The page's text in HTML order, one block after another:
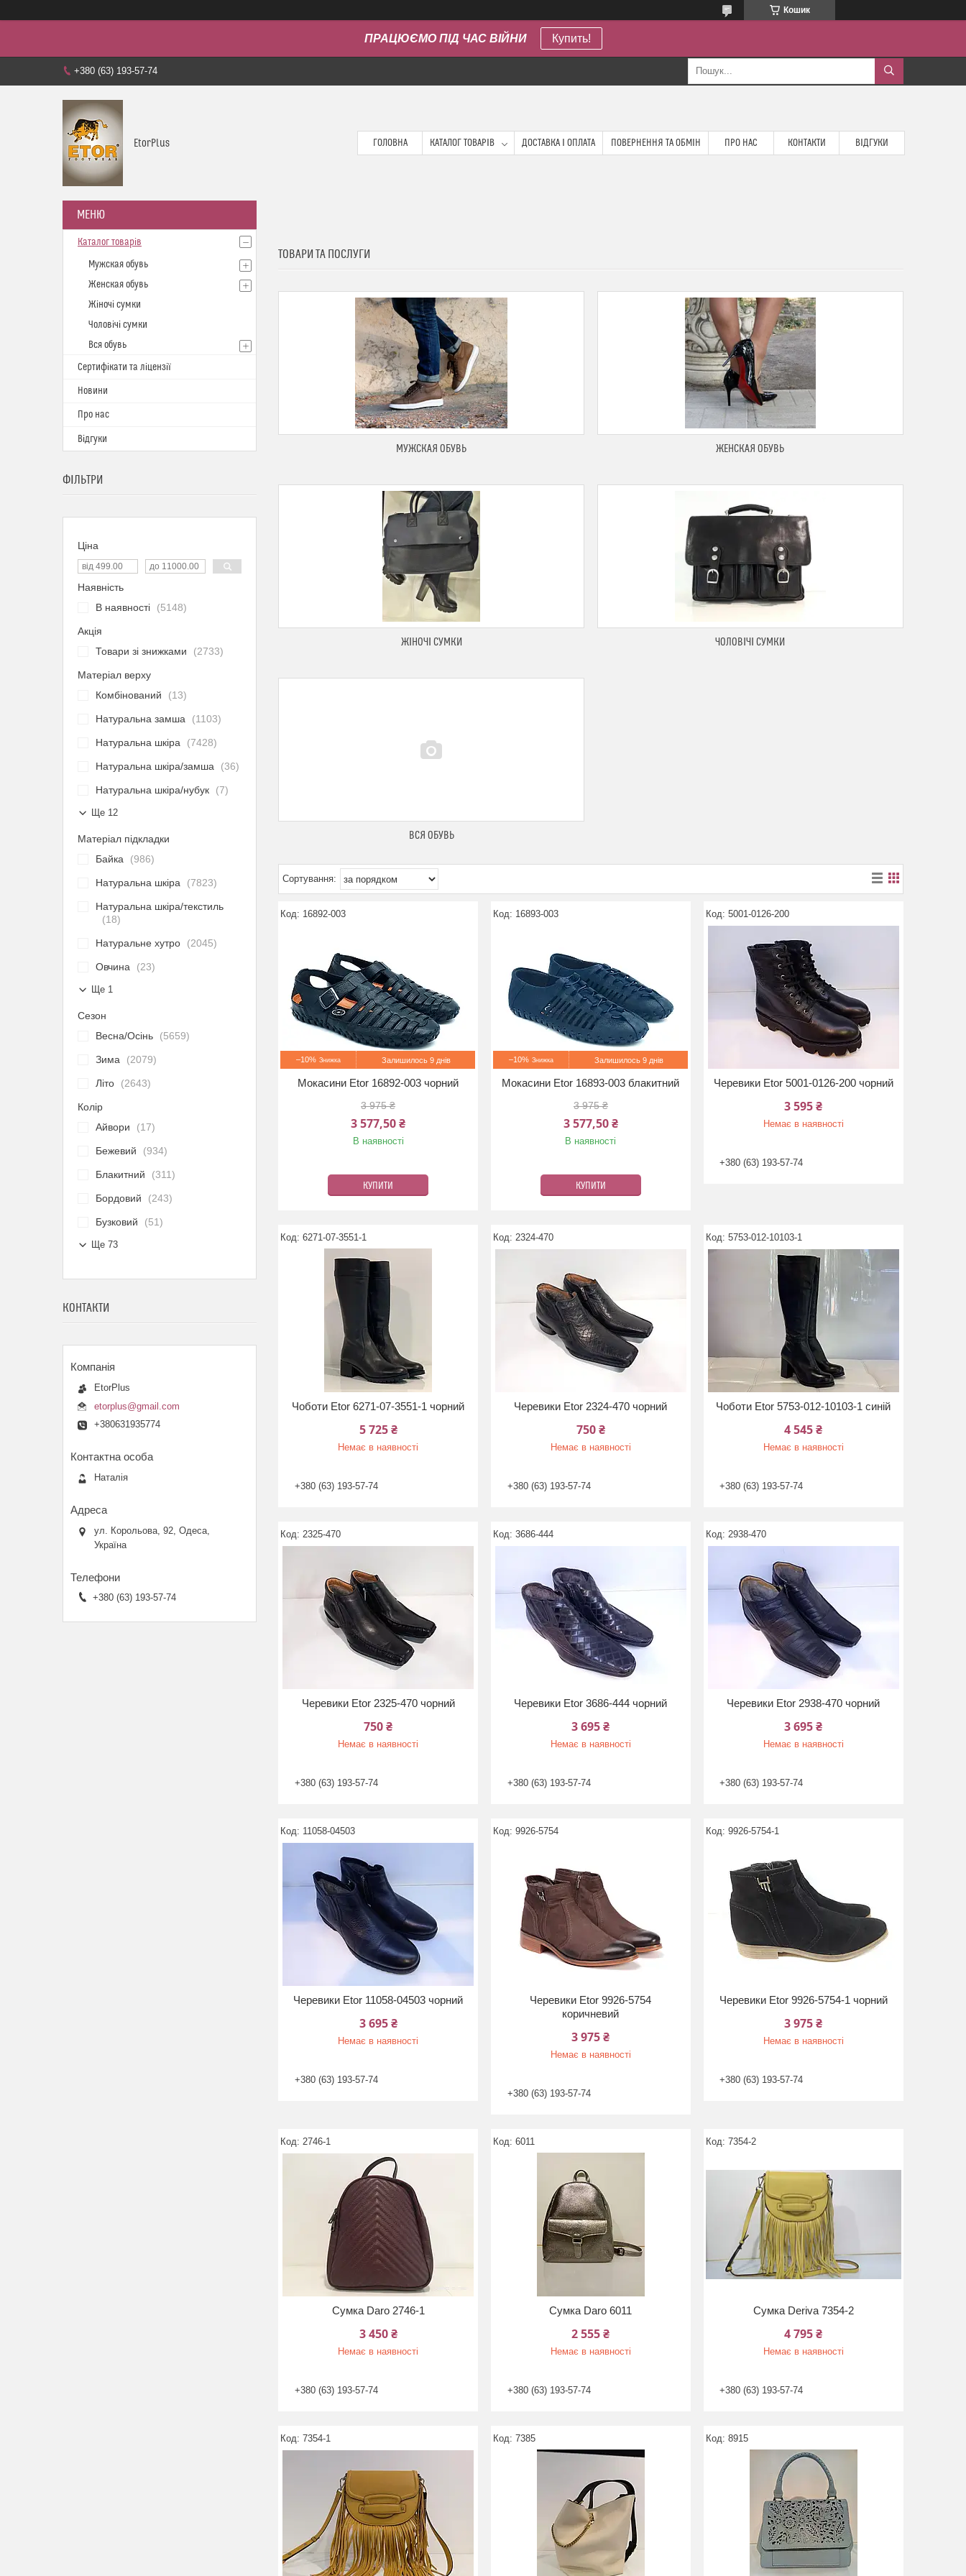
Кошик
ПРАЦЮЄМО ПІД ЧАС ВІЙНИ Купить!
+380 (63) 193-57-74
EtorPlus ГОЛОВНА КАТАЛОГ ТОВАРІВ ДОСТАВКА І ОПЛАТА ПОВЕРНЕННЯ ТА ОБМІН ПРО НАС КОНТАКТИ ВІДГУКИ
ТОВАРИ ТА ПОСЛУГИ
МУЖСКАЯ ОБУВЬ ЖЕНСКАЯ ОБУВЬ
ЖІНОЧІ СУМКИ ЧОЛОВІЧІ СУМКИ
ВСЯ ОБУВЬ
16892-003
–10% Залишилось 9 днів
Мокасини Etor 16892-003 чорний
3 975 ₴
3 577,50 ₴
В наявності
КУПИТИ
16893-003
–10% Залишилось 9 днів
Мокасини Etor 16893-003 блакитний
3 975 ₴
3 577,50 ₴
В наявності
КУПИТИ
5001-0126-200
Черевики Etor 5001-0126-200 чорний
3 595 ₴
Немає в наявності
+380 (63) 193-57-74
6271-07-3551-1
Чоботи Etor 6271-07-3551-1 чорний
5 725 ₴
Немає в наявності
+380 (63) 193-57-74
2324-470
Черевики Etor 2324-470 чорний
750 ₴
Немає в наявності
+380 (63) 193-57-74
5753-012-10103-1
Чоботи Etor 5753-012-10103-1 синій
4 545 ₴
Немає в наявності
+380 (63) 193-57-74
2325-470
Черевики Etor 2325-470 чорний
750 ₴
Немає в наявності
+380 (63) 193-57-74
3686-444
Черевики Etor 3686-444 чорний
3 695 ₴
Немає в наявності
+380 (63) 193-57-74
2938-470
Черевики Etor 2938-470 чорний
3 695 ₴
Немає в наявності
+380 (63) 193-57-74
11058-04503
Черевики Etor 11058-04503 чорний
3 695 ₴
Немає в наявності
+380 (63) 193-57-74
9926-5754
Черевики Etor 9926-5754
коричневий
3 975 ₴
Немає в наявності
+380 (63) 193-57-74
9926-5754-1
Черевики Etor 9926-5754-1 чорний
3 975 ₴
Немає в наявності
+380 (63) 193-57-74
2746-1
Сумка Daro 2746-1
3 450 ₴
Немає в наявності
+380 (63) 193-57-74
6011
Сумка Daro 6011
2 555 ₴
Немає в наявності
+380 (63) 193-57-74
7354-2
Сумка Deriva 7354-2
4 795 ₴
Немає в наявності
+380 (63) 193-57-74
7354-1 7385 8915
Каталог товарів
Мужская обувь
Женская обувь
Жіночі сумки
Чоловічі сумки
Вся обувь
Сертифікати та ліцензії
Новини
Про нас
Відгуки
ФІЛЬТРИ
Ціна
Наявність
В наявності
5148
Акція
Товари зі знижками
2733
Матеріал верху
Комбінований
13
Натуральна замша 1103
Натуральна шкіра 7428
Натуральна шкіра/замша 36
Натуральна шкіра/нубук 7
Ще 12
Матеріал підкладки
Байка
986
Натуральна шкіра 7823
Натуральна шкіра/текстиль
18
Натуральне хутро 2045
Овчина 23
Ще 1
Сезон
Весна/Осінь
5659
Зима 2079
Літо 2643
Колір
Айвори
17
Бежевий 934
Блакитний 311
Бордовий 243
Бузковий 51
Ще 73
КОНТАКТИ
EtorPlus
etorplus@gmail.com
+380631935774
Наталія
ул. Корольова, 92, Одеса,
Україна
+380 (63) 193-57-74